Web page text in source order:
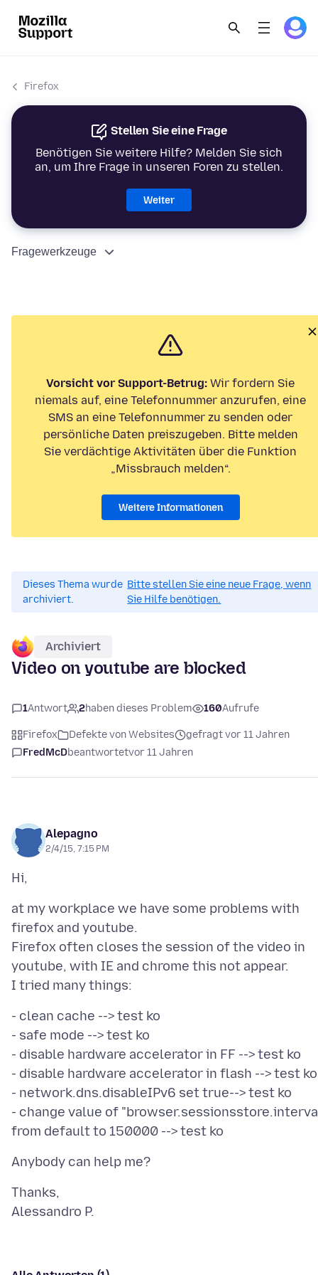
Firefox
Stellen Sie eine Frage
Benötigen Sie weitere Hilfe? Melden Sie sich
an, um Ihre Frage in unseren Foren zu stellen.
Weiter
Fragewerkzeuge
Vorsicht vor Support-Betrug: Wir fordern Sie
niemals auf, eine Telefonnummer anzurufen, eine
SMS an eine Telefonnummer zu senden oder
persönliche Daten preiszugeben. Bitte melden
Sie verdächtige Aktivitäten über die Funktion
„Missbrauch melden“.
Weitere Informationen
Dieses Thema wurde
archiviert.
Bitte stellen Sie eine neue Frage, wenn
Sie Hilfe benötigen.
Archiviert
Video on youtube are blocked
1Antwort 2haben dieses Problem 160Aufrufe
Firefox Defekte von Websites
gefragt vor 11 Jahren
FredMcDbeantwortetvor 11 Jahren
Alepagno
2/4/15, 7:15 PM
at my workplace we have some problems with
firefox and youtube.
Firefox often closes the session of the video in
youtube, with IE and chrome this not appear.
- clean cache --> test ko
- safe mode --> test ko
- disable hardware accelerator in FF --> test ko
- disable hardware accelerator in flash --> test ko
- network.dns.disableIPv6 set true--> test ko
- change value of
Thanks,